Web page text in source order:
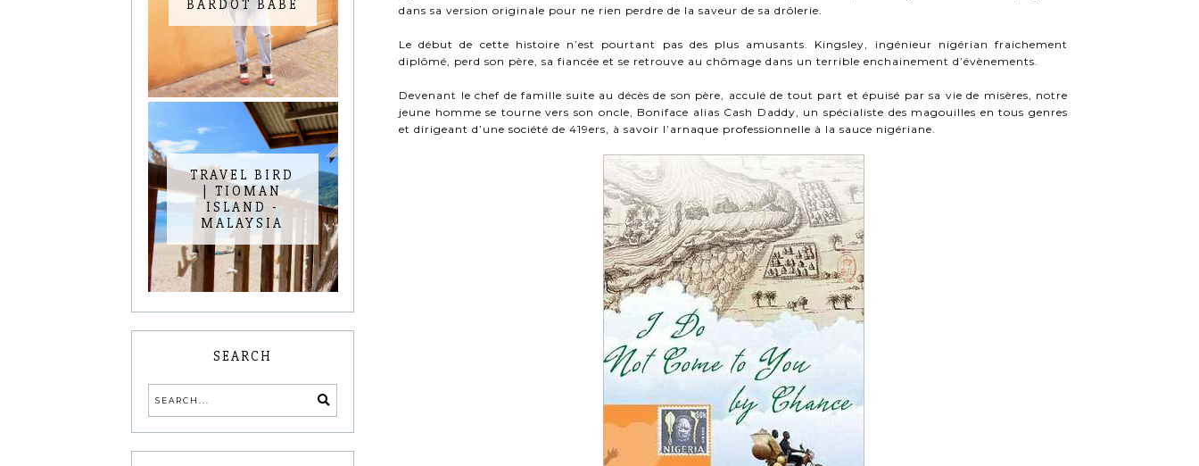
dans sa version originale pour ne rien perdre de la saveur de sa drôlerie.
Le début de cette histoire n’est pourtant pas des plus amusants. Kingsley, ingénieur nigérian fraichement
diplômé, perd son père, sa fiancée et se retrouve au chômage dans un terrible enchainement d’évènements.
Devenant le chef de famille suite au décès de son père, acculé de tout part et épuisé par sa vie de misères, notre
jeune homme se tourne vers son oncle, Boniface alias Cash Daddy, un spécialiste des magouilles en tous genres
et dirigeant d’une société de 419ers, à savoir l’arnaque professionnelle à la sauce nigériane.
BARDOT BABE
TRAVEL BIRD
| TIOMAN
ISLAND -
MALAYSIA
SEARCH